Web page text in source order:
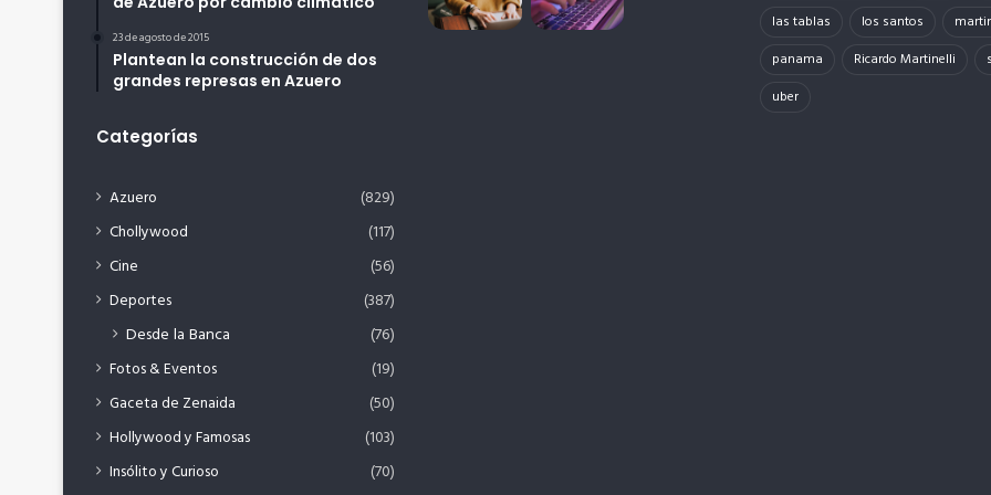
23 de agosto de 2015
Plantean la construcción de dos
grandes represas en Azuero
Categorías
Azuero
(829)
Chollywood
(117)
Cine
(56)
Deportes
(387)
Desde la Banca (76)
Fotos & Eventos
(19)
Gaceta de Zenaida
(50)
Hollywood y Famosas
(103)
Insólito y Curioso
(70)
las tablas
los santos
panama
Ricardo Martinelli
uber